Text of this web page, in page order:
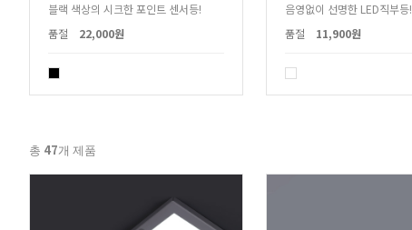
블랙 색상의 시크한 포인트 센서등!
품절
22,000원
음영없이 선명한 LED직부등!
품절
11,900원
총 47개 제품